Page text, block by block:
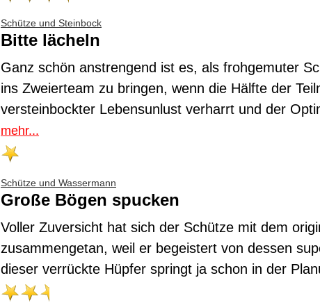
Schütze und Steinbock
Bitte lächeln
Ganz schön anstrengend ist es, als frohgemuter
ins Zweierteam zu bringen, wenn die Hälfte der
versteinbockter Lebensunlust verharrt und der
mehr...
Schütze und Wassermann
Große Bögen spucken
Voller Zuversicht hat sich der Schütze mit dem
zusammengetan, weil er begeistert von dessen
dieser verrückte Hüpfer springt ja schon in der